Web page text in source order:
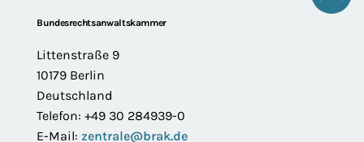
FooterBundesrechtsanwaltskammer
Littenstraße 9
10179 Berlin
Deutschland
Telefon: +49 30 284939-0
E-Mail: zentrale@brak.de